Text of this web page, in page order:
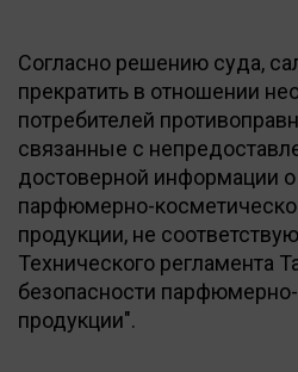
Согласно решению суда,
прекратить в отношении
потребителей
связанные с
достоверной информации
парфюмерно-
продукции, не
Технического регламента
безопасности
продукции".